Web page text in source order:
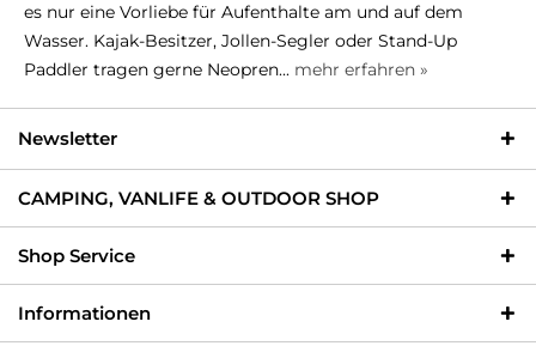
es nur eine Vorliebe für Aufenthalte am und auf dem
Wasser. Kajak-Besitzer, Jollen-Segler oder Stand-Up
Paddler tragen gerne Neopren... mehr erfahren »
Newsletter
CAMPING, VANLIFE & OUTDOOR SHOP
Shop Service
Informationen